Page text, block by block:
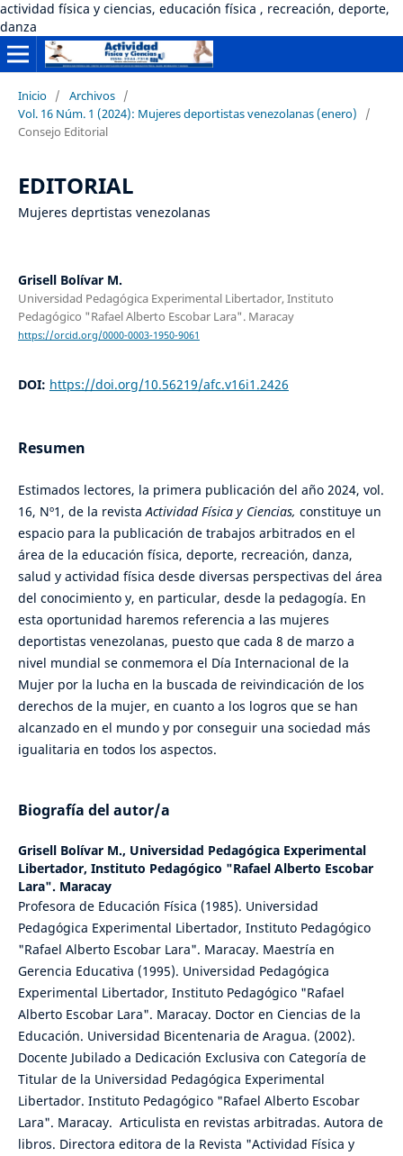
actividad física y ciencias, educación física , recreación, deporte,
danza
Inicio / Archivos /
Vol. 16 Núm. 1 (2024): Mujeres deportistas venezolanas (enero)
/
Consejo Editorial
EDITORIAL
Mujeres deprtistas venezolanas
Grisell Bolívar M.
Universidad Pedagógica Experimental Libertador, Instituto
Pedagógico "Rafael Alberto Escobar Lara". Maracay
https://orcid.org/0000-0003-1950-9061
DOI: https://doi.org/10.56219/afc.v16i1.2426
Resumen
Estimados lectores, la primera publicación del año 2024, vol.
16, Nº1, de la revistaActividad Física y Ciencias, constituye un
espacio para la publicación de trabajos arbitrados en el
área de la educación física, deporte, recreación, danza,
salud y actividad física desde diversas perspectivas del área
del conocimiento y, en particular, desde la pedagogía. En
esta oportunidad haremos referencia a las mujeres
deportistas venezolanas, puesto que cada 8 de marzo a
nivel mundial se conmemora el Día Internacional de la
Mujer por la lucha en la buscada de reivindicación de los
derechos de la mujer, en cuanto a los logros que se han
alcanzado en el mundo y por conseguir una sociedad más
igualitaria en todos los aspectos.
Biografía del autor/a
Grisell Bolívar M., Universidad Pedagógica Experimental
Libertador, Instituto Pedagógico "Rafael Alberto Escobar
Lara". Maracay
Profesora de Educación Física (1985). Universidad
Pedagógica Experimental Libertador, Instituto Pedagógico
"Rafael Alberto Escobar Lara". Maracay. Maestría en
Gerencia Educativa (1995). Universidad Pedagógica
Experimental Libertador, Instituto Pedagógico "Rafael
Alberto Escobar Lara". Maracay. Doctor en Ciencias de la
Educación. Universidad Bicentenaria de Aragua. (2002).
Docente Jubilado a Dedicación Exclusiva con Categoría de
Titular de la Universidad Pedagógica Experimental
Libertador. Instituto Pedagógico "Rafael Alberto Escobar
Lara". Maracay. Articulista en revistas arbitradas. Autora de
libros. Directora editora de la Revista "Actividad Física y